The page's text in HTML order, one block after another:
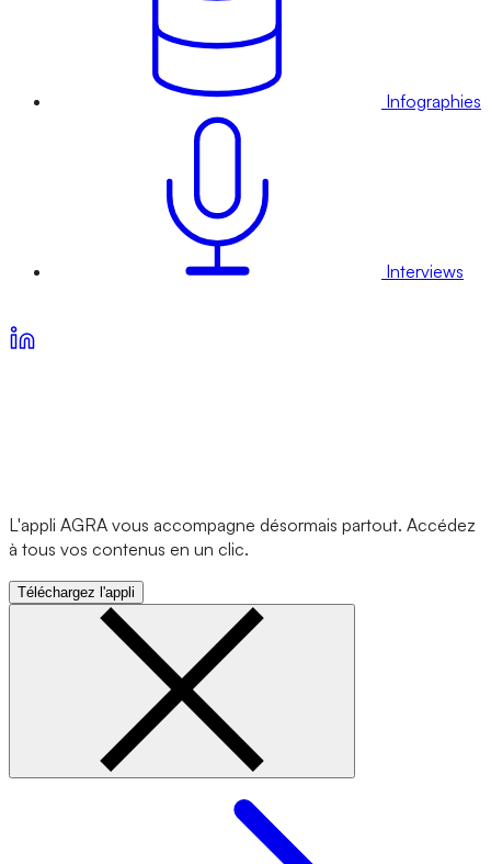
Infographies
Interviews
L'appli AGRA vous accompagne désormais partout. Accédez
à tous vos contenus en un clic.
Téléchargez l'appli